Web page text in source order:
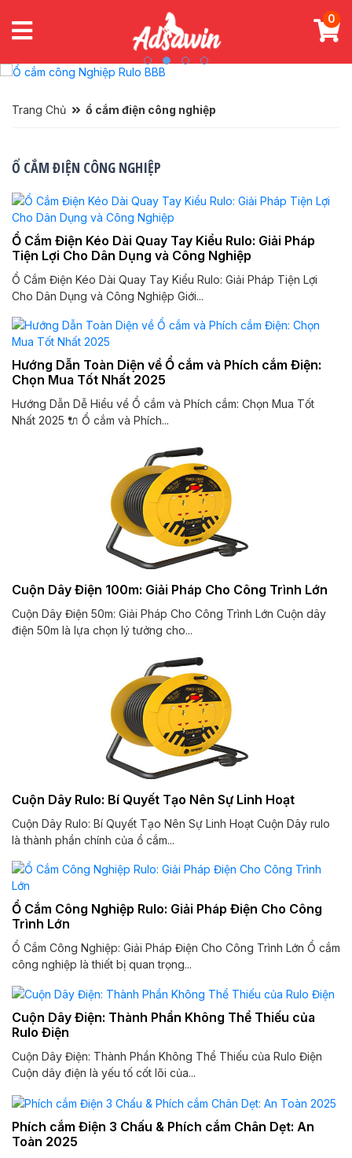
0
Trang Chủ ổ cắm điện công nghiệp
Ổ CẮM ĐIỆN CÔNG NGHIỆP
Ổ Cắm Điện Kéo Dài Quay Tay Kiểu Rulo: Giải Pháp
Tiện Lợi Cho Dân Dụng và Công Nghiệp
Ổ Cắm Điện Kéo Dài Quay Tay Kiểu Rulo: Giải Pháp Tiện Lợi
Cho Dân Dụng và Công Nghiệp Giới...
Hướng Dẫn Toàn Diện về Ổ cắm và Phích cắm Điện:
Chọn Mua Tốt Nhất 2025
Hướng Dẫn Dễ Hiểu về Ổ cắm và Phích cắm: Chọn Mua Tốt
Nhất 2025 🔌 Ổ cắm và Phích...
Cuộn Dây Điện 100m: Giải Pháp Cho Công Trình Lớn
Cuộn Dây Điện 50m: Giải Pháp Cho Công Trình Lớn Cuộn dây
điện 50m là lựa chọn lý tưởng cho...
Cuộn Dây Rulo: Bí Quyết Tạo Nên Sự Linh Hoạt
Cuộn Dây Rulo: Bí Quyết Tạo Nên Sự Linh Hoạt Cuộn Dây rulo
là thành phần chính của ổ cắm...
Ổ Cắm Công Nghiệp Rulo: Giải Pháp Điện Cho Công
Trình Lớn
Ổ Cắm Công Nghiệp: Giải Pháp Điện Cho Công Trình Lớn Ổ cắm
công nghiệp là thiết bị quan trọng...
Cuộn Dây Điện: Thành Phần Không Thể Thiếu của
Rulo Điện
Cuộn Dây Điện: Thành Phần Không Thể Thiếu của Rulo Điện
Cuộn dây điện là yếu tố cốt lõi của...
Phích cắm Điện 3 Chấu & Phích cắm Chân Dẹt: An
Toàn 2025